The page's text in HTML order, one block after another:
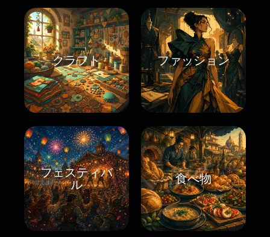
クラフト ファッション
フェスティバ
ル
食べ物